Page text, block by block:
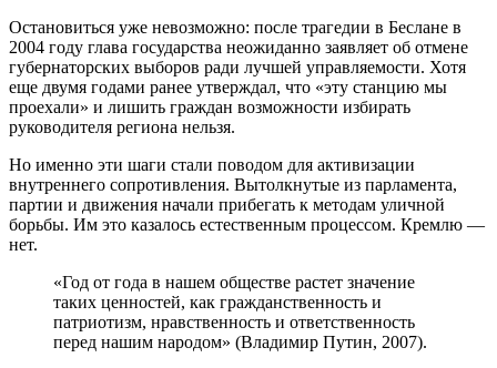
Остановиться уже невозможно: после трагедии в Беслане в
2004 году глава государства неожиданно заявляет об отмене
губернаторских выборов ради лучшей управляемости. Хотя
еще двумя годами ранее утверждал, что «эту станцию мы
проехали» и лишить граждан возможности избирать
руководителя региона нельзя.
Но именно эти шаги стали поводом для активизации
внутреннего сопротивления. Вытолкнутые из парламента,
партии и движения начали прибегать к методам уличной
борьбы. Им это казалось естественным процессом. Кремлю —
нет.
«Год от года в нашем обществе растет значение
таких ценностей, как гражданственность и
патриотизм, нравственность и ответственность
перед нашим народом» (Владимир Путин, 2007).